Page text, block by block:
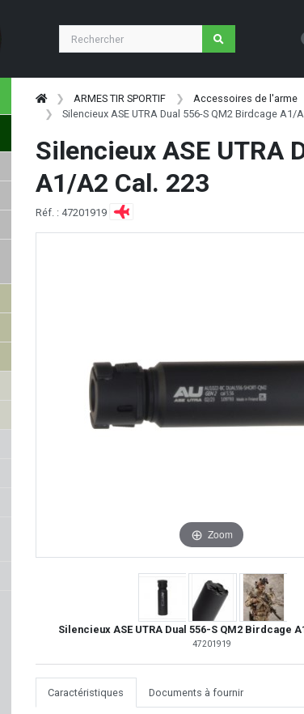
ARMES TIR SPORTIF Accessoires de l'arme
Silencieux ASE UTRA Dual 556-S QM2 Birdcage A1/
Silencieux ASE UTRA
A1/A2 Cal. 223
Réf. : 47201919
Zoom
Silencieux ASE UTRA Dual 556-S QM2 Birdcage
47201919
Caractéristiques Documents à fournir